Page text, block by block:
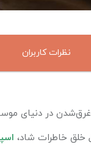
نظرات کاربران
در دنیای
خلق خاطرات شاد،